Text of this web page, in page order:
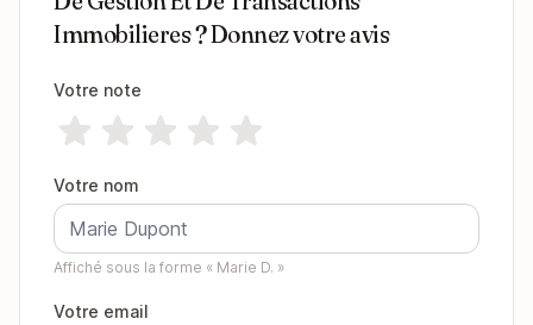
Immobilieres ? Donnez votre avis
Votre note
Votre nom
Affiché sous la forme « Marie D. »
Votre email